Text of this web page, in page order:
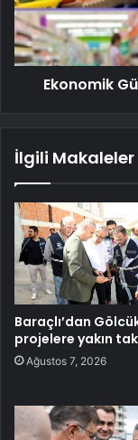
Ekonomik
İlgili Makaleler
Baraçlı’dan
projelere yakın
Ağustos 7, 2026